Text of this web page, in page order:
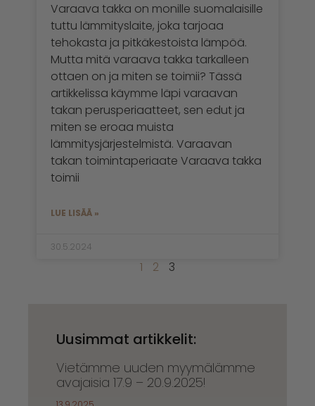
Varaava takka on monille suomalaisille
tuttu lämmityslaite, joka tarjoaa
tehokasta ja pitkäkestoista lämpöä.
Mutta mitä varaava takka tarkalleen
ottaen on ja miten se toimii? Tässä
artikkelissa käymme läpi varaavan
takan perusperiaatteet, sen edut ja
miten se eroaa muista
lämmitysjärjestelmistä. Varaavan
takan toimintaperiaate Varaava takka
toimii
LUE LISÄÄ »
30.5.2024
1 2 3
Uusimmat artikkelit:
Vietämme uuden myymälämme
avajaisia 17.9 – 20.9.2025!